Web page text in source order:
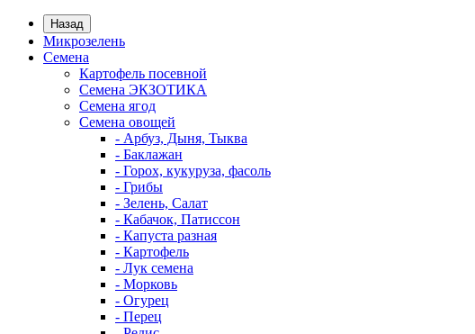
Назад
Микрозелень
Семена
Картофель посевной
Семена ЭКЗОТИКА
Семена ягод
Семена овощей
- Арбуз, Дыня, Тыква
- Баклажан
- Горох, кукуруза, фасоль
- Грибы
- Зелень, Салат
- Кабачок, Патиссон
- Капуста разная
- Картофель
- Лук семена
- Морковь
- Огурец
- Перец